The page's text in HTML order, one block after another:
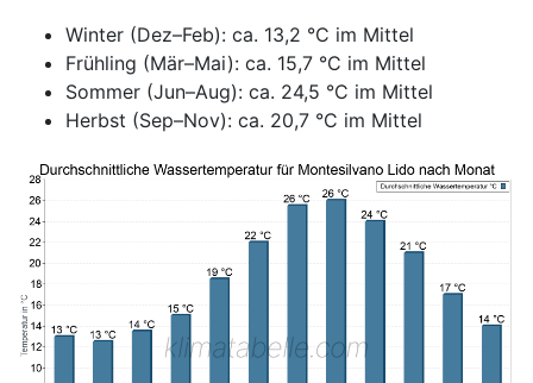
Winter (Dez–Feb): ca. 13,2 °C im Mittel
Frühling (Mär–Mai): ca. 15,7 °C im Mittel
Sommer (Jun–Aug): ca. 24,5 °C im Mittel
Herbst (Sep–Nov): ca. 20,7 °C im Mittel